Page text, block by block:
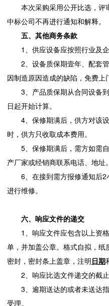
本次采购采用公开比选，
中标公司不再进行通知和解释。
五、其他商务条款
1、供应设备应按照行业及
2、设备质保期壹年、配套
因制造原因造成的缺陷，免费上
3、产品质保期从合同设备
日起开始计算。
4、保修期满后，供方对该
时，供方只收取成本费用。
5、保修期满后，需方如需
产厂家或经销商联系电话、地址。
6、在接到需方报修通知后
进行维修。
六、响应文件的递交
1、响应文件应包含以上资
单，并加盖公章。格式自拟，
密封，密封条上盖章，注明日期
2、响应比选文件递交的截
3、逾期送达的或者未送达
受理。